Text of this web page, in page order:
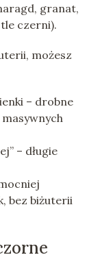
granat,
czerni).
możesz
– drobne
– długie
bez biżuterii